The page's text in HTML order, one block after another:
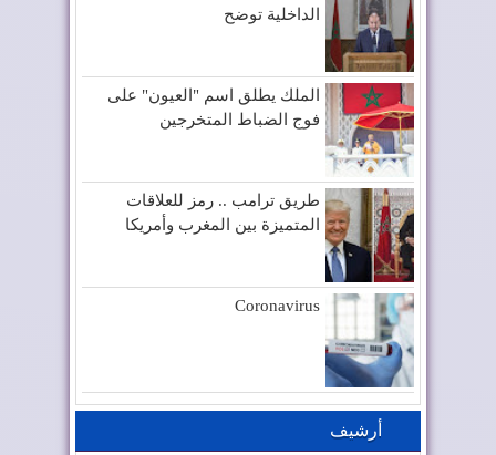
الداخلية توضح
الملك يطلق اسم "العيون" على
فوج الضباط المتخرجين
طريق ترامب .. رمز للعلاقات
المتميزة بين المغرب وأمريكا
Coronavirus
أرشيف